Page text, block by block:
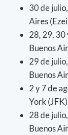
30 de
Aires
28, 29, 30
Buenos
29 de
Buenos
2 y 7 de
York
28 de
Buenos